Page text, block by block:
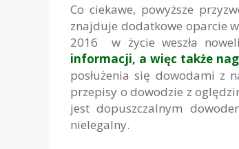
Co ciekawe, powyższe
znajduje dodatkowe oparcie
2016 w życie weszła
informacji, a więc także
posłużenia się dowodami z
przepisy o dowodzie z
jest dopuszczalnym
nielegalny.